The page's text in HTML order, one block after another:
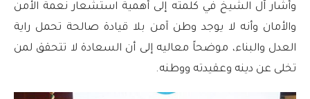
وأشار آل الشيخ في كلمته إلى أهمية استشعار نعمة الأمن
والأمان وأنه لا يوجد وطن آمن بلا قيادة صالحة تحمل راية
العدل والبناء، موضحاً معاليه إلى أن السعادة لا تتحقق لمن
تخلى عن دينه وعقيدته ووطنه.